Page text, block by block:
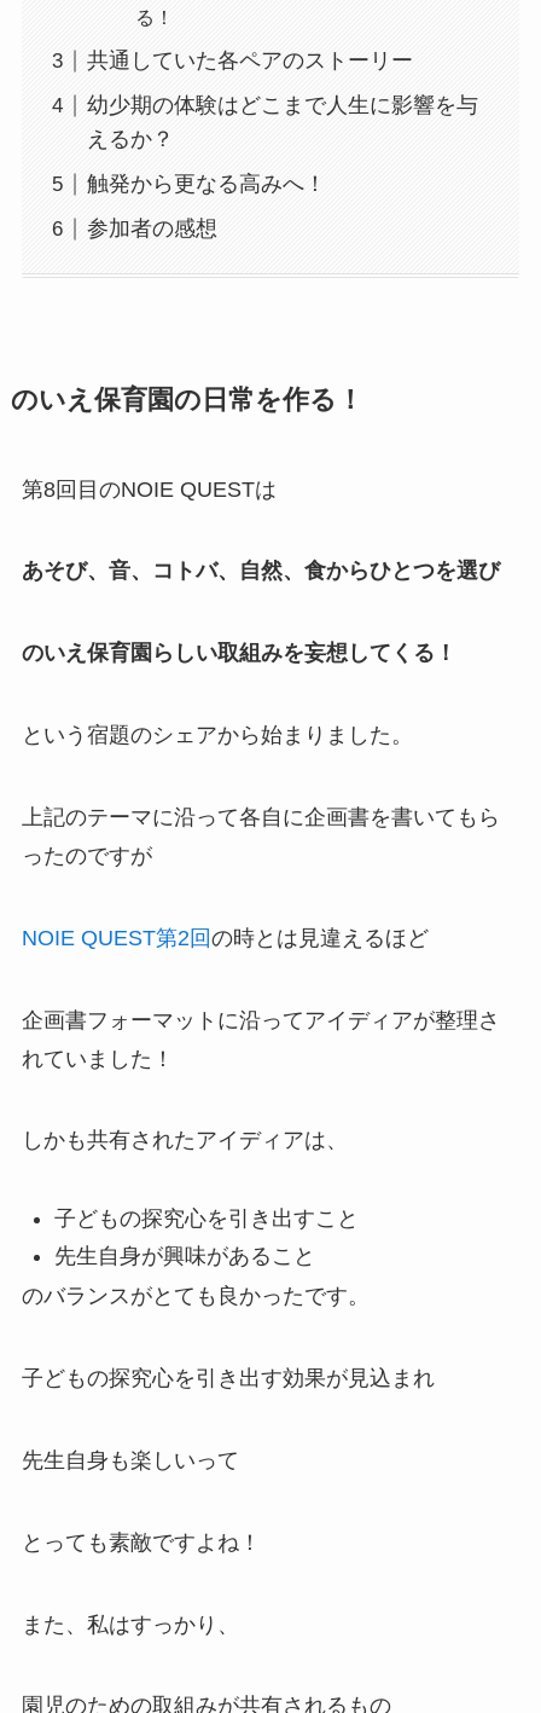
る！
共通していた各ペアのストーリー
幼少期の体験はどこまで人生に影響を与
えるか？
触発から更なる高みへ！
参加者の感想
のいえ保育園の日常を作る！
第8回目のNOIE QUESTは
あそび、音、コトバ、自然、食からひとつを選び
のいえ保育園らしい取組みを妄想してくる！
という宿題のシェアから始まりました。
上記のテーマに沿って各自に企画書を書いてもら
ったのですが
NOIE QUEST第2回の時とは見違えるほど
企画書フォーマットに沿ってアイディアが整理さ
れていました！
しかも共有されたアイディアは、
子どもの探究心を引き出すこと
先生自身が興味があること
のバランスがとても良かったです。
子どもの探究心を引き出す効果が見込まれ
先生自身も楽しいって
とっても素敵ですよね！
また、私はすっかり、
園児のための取組みが共有されるもの